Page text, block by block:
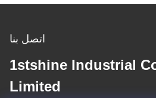
اتصل بنا
1stshine Industrial
Limited